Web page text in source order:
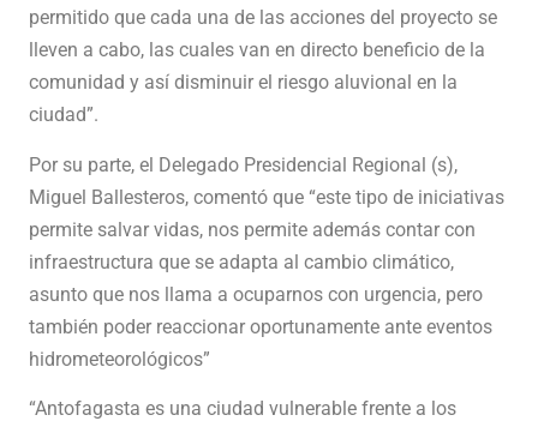
permitido que cada una de las acciones del proyecto se
lleven a cabo, las cuales van en directo beneficio de la
comunidad y así disminuir el riesgo aluvional en la
ciudad”.
Por su parte, el Delegado Presidencial Regional (s),
Miguel Ballesteros, comentó que “este tipo de iniciativas
permite salvar vidas, nos permite además contar con
infraestructura que se adapta al cambio climático,
asunto que nos llama a ocuparnos con urgencia, pero
también poder reaccionar oportunamente ante eventos
hidrometeorológicos”
“Antofagasta es una ciudad vulnerable frente a los